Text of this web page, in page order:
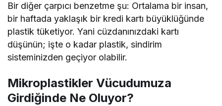
Bir diğer çarpıcı benzetme şu: Ortalama bir insan,
bir haftada yaklaşık bir kredi kartı büyüklüğünde
plastik tüketiyor. Yani cüzdanınızdaki kartı
düşünün; işte o kadar plastik, sindirim
sisteminizden geçiyor olabilir.
Mikroplastikler Vücudumuza
Girdiğinde Ne Oluyor?